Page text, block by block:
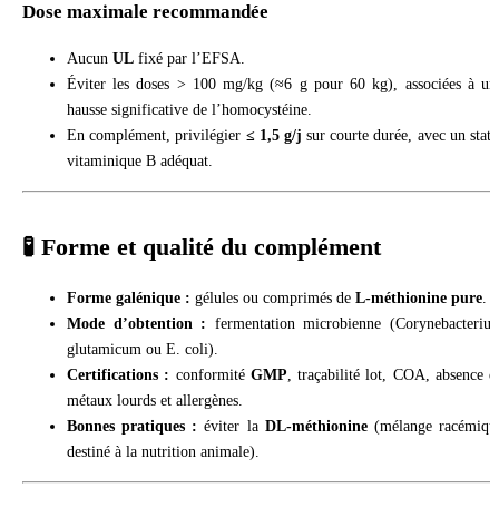
Dose maximale recommandée
Aucun UL fixé par l’EFSA.
Éviter les doses > 100 mg/kg (≈6 g pour 60 kg), associées à
hausse significative de l’homocystéine.
En complément, privilégier ≤ 1,5 g/j sur courte durée, avec un
vitaminique B adéquat.
🧪 Forme et qualité du complément
Forme galénique : gélules ou comprimés de L-méthionine pure.
Mode d’obtention : fermentation microbienne
glutamicum ou E. coli).
Certifications : conformité GMP, traçabilité lot, COA, absence
métaux lourds et allergènes.
Bonnes pratiques : éviter la DL-méthionine(mélange
destiné à la nutrition animale).